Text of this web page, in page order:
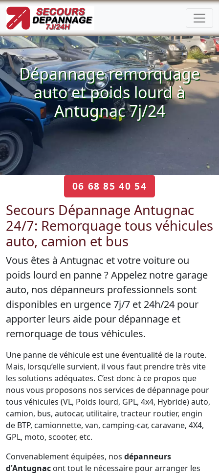
Dépannage remorquage
auto et poids lourd à
Antugnac 7j/24
06 68 85 40 54
Secours Dépannage Antugnac
24/7: Remorquage tous véhicules
auto, camion et bus
Vous êtes à Antugnac et votre voiture ou
poids lourd en panne ? Appelez notre garage
auto, nos dépanneurs professionnels sont
disponibles en urgence 7j/7 et 24h/24 pour
apporter leurs aide pour dépannage et
remorquage de tous véhicules.
Une panne de véhicule est une éventualité de la route.
Mais, lorsqu’elle survient, il vous faut prendre très vite
les solutions adéquates. C’est donc à ce propos que
nous vous proposons nos services de dépannage pour
tous véhicules (VL, Poids lourd, GPL, 4x4, Hybride) auto,
camion, bus, autocar, utilitaire, tracteur routier, engin
de BTP, camionnette, van, camping-car, caravane, 4X4,
GPL, moto, scooter, etc.
Convenablement équipées, nos dépanneurs
d'Antugnac ont tout le nécessaire pour arranger les